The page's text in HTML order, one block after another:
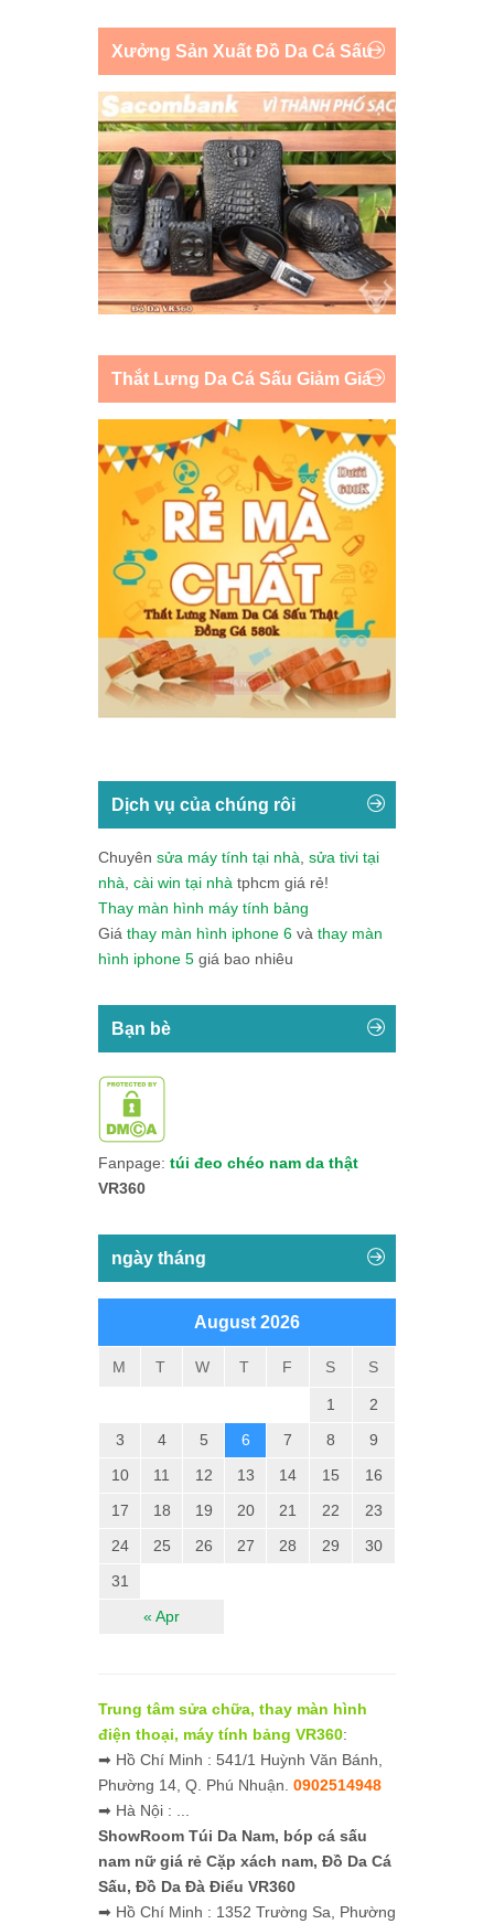
Xưởng Sản Xuất Đồ Da Cá Sấu
Thắt Lưng Da Cá Sấu Giảm Giá
Dịch vụ của chúng rôi
Chuyên sửa máy tính tại nhà sửa tivi tại
nhà cài win tại nhà tphcm giá rẻ!
Thay màn hình máy tính bảng
Giá thay màn hình iphone 6 và thay màn
hình iphone 5 giá bao nhiêu
Bạn bè
Fanpage: túi đeo chéo nam da thật
VR360
ngày tháng
August 2026
M T W T F S S
« Apr
1
2
3
4 5 6 7 8
9
10
11 12 13 14 15
16
17
18 19 20 21 22
23
24
25 26 27 28 29
30
31
Trung tâm sửa chữa, thay màn hình
điện thoại, máy tính bảng VR360:
➡ Hồ Chí Minh : 541/1 Huỳnh Văn Bánh,
Phường 14, Q. Phú Nhuận. 0902514948
➡ Hà Nội : ...
ShowRoom Túi Da Nam, bóp cá sấu
nam nữ giá rẻ Cặp xách nam, Đồ Da Cá
Sấu, Đồ Da Đà Điểu VR360
➡ Hồ Chí Minh : 1352 Trường Sa, Phường